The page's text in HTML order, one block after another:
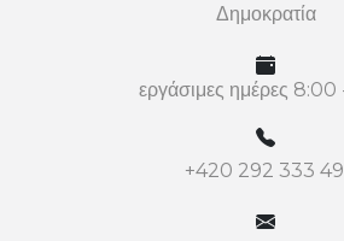
Δημοκρατία
εργάσιμες ημέρες
+420 292 333